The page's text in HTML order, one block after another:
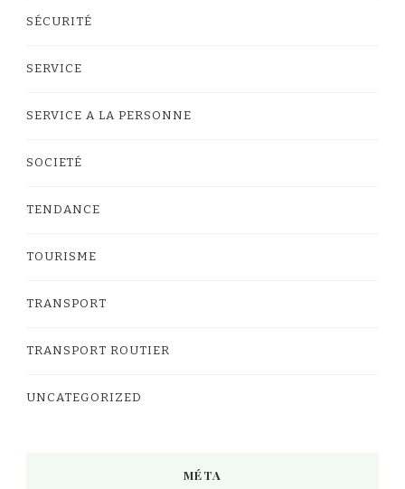
SÉCURITÉ
SERVICE
SERVICE A LA PERSONNE
SOCIETÉ
TENDANCE
TOURISME
TRANSPORT
TRANSPORT ROUTIER
UNCATEGORIZED
MÉTA